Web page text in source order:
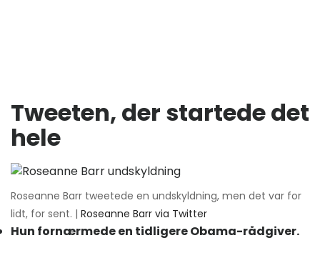
Tweeten, der startede det
hele
Roseanne Barr tweetede en undskyldning, men det var for
lidt, for sent. | Roseanne Barr via Twitter
Hun fornærmede en tidligere Obama-rådgiver.